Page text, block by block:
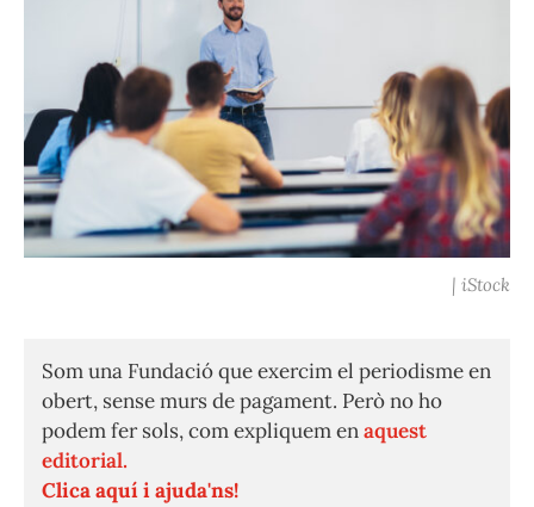
| iStock
Som una Fundació que exercim el periodisme en
obert, sense murs de pagament. Però no ho
podem fer sols, com expliquem enaquest
editorial.
Clica aquí i ajuda'ns!